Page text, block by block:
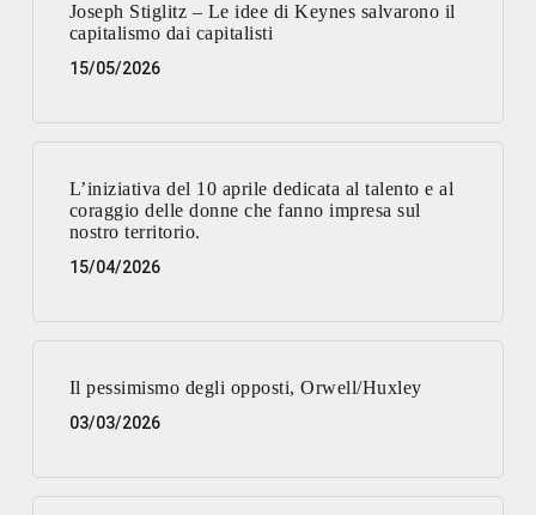
Joseph Stiglitz – Le idee di Keynes salvarono il
capitalismo dai capitalisti
15/05/2026
L’iniziativa del 10 aprile dedicata al talento e al
coraggio delle donne che fanno impresa sul
nostro territorio.
15/04/2026
Il pessimismo degli opposti, Orwell/Huxley
03/03/2026